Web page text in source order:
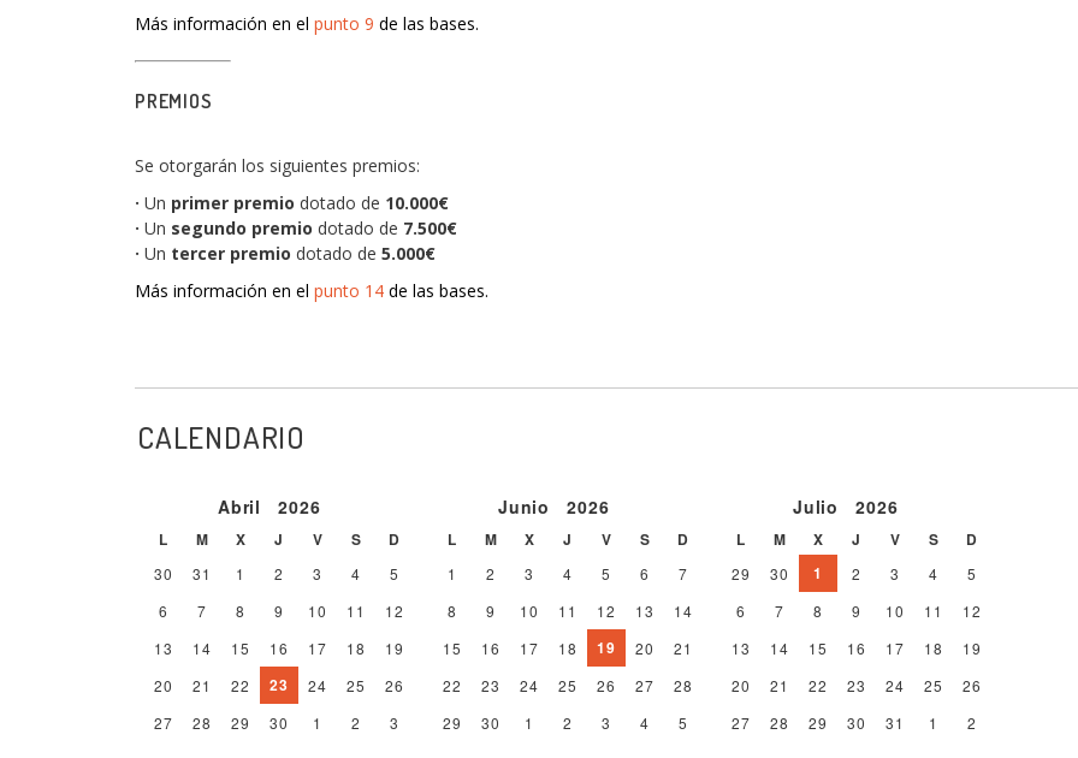
Más información en el punto 9 de las bases.
PREMIOS
Se otorgarán los siguientes premios:
· Un primer premio dotado de 10.000€
· Un segundo premio dotado de 7.500€
· Un tercer premio dotado de 5.000€
Más información en el punto 14 de las bases.
CALENDARIO
Abril 2026
L M X J V S D
30 31 1 2 3 4
5
6
7 8 9 10 11
12
13
14 15 16 17 18
19
20
21 22 23 24 25
26
27
28 29 30 1 2 3
Junio 2026
L M X J V S D
1 2 3 4 5 6
7
8
9 10 11 12 13
14
15
16 17 18 19 20
21
22
23 24 25 26 27
28
29
30 1 2 3 4 5
Julio 2026
L M X J V S D
29 30 1 2 3 4
5
6
7 8 9 10 11
12
13
14 15 16 17 18
19
20
21 22 23 24 25
26
27
28 29 30 31 1 2